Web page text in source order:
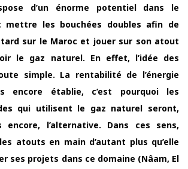
d’un énorme potentiel dans le
mettre les bouchées doubles afin de
sur le Maroc et jouer sur son atout
le gaz naturel. En effet, l’idée des
simple. La rentabilité de l’énergie
encore établie, c’est pourquoi les
qui utilisent le gaz naturel seront,
encore, l’alternative. Dans ces sens,
atouts en main d’autant plus qu’elle
ses projets dans ce domaine (Nâam, El